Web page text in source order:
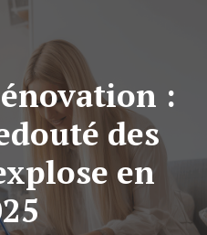
:
des
en